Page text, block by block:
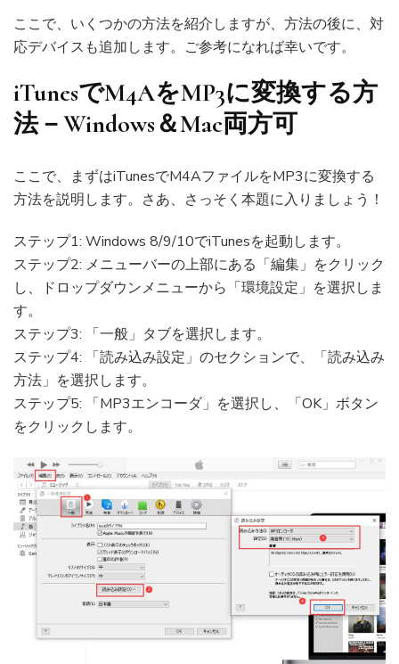
ここで、いくつかの方法を紹介しますが、方法の後に、対
応デバイスも追加します。ご参考になれば幸いです。
iTunesでM4AをMP3に変換する方
法－Windows＆Mac両方可
ここで、まずはiTunesでM4AファイルをMP3に変換する
方法を説明します。さあ、さっそく本題に入りましょう！
ステップ1: Windows 8/9/10でiTunesを起動します。
ステップ2: メニューバーの上部にある「編集」をクリック
し、ドロップダウンメニューから「環境設定」を選択しま
す。
ステップ3: 「一般」タブを選択します。
ステップ4: 「読み込み設定」のセクションで、「読み込み
方法」を選択します。
ステップ5: 「MP3エンコーダ」を選択し、「OK」ボタン
をクリックします。